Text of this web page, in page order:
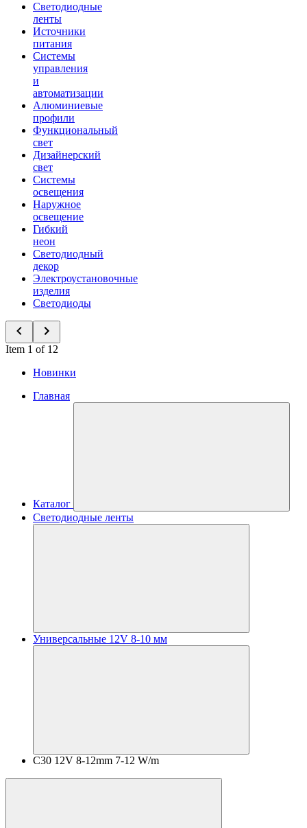
Светодиодные
ленты
Источники
питания
Системы
управления
и
автоматизации
Алюминиевые
профили
Функциональный
свет
Дизайнерский
свет
Системы
освещения
Наружное
освещение
Гибкий
неон
Светодиодный
декор
Электроустановочные
изделия
Светодиоды
Item 1 of 12
Новинки
Главная
Каталог
Светодиодные ленты
Универсальные 12V 8-10 мм
C30 12V 8-12mm 7-12 W/m